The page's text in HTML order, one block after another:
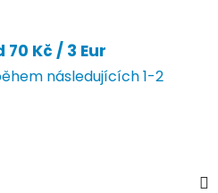
Kč / 3 Eur
následujících 1-2